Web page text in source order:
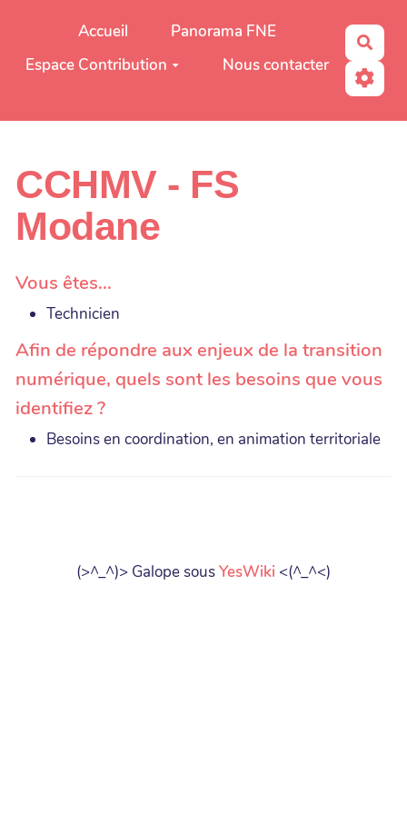
Aller au contenu principal
Accueil
Panorama FNE
Espace Contribution
Nous contacter
CCHMV - FS
Modane
Vous êtes...
Technicien
Afin de répondre aux enjeux de la transition
numérique, quels sont les besoins que vous
identifiez ?
Besoins en coordination, en animation territoriale
(>^_^)> Galope sousYesWiki <(^_^<)